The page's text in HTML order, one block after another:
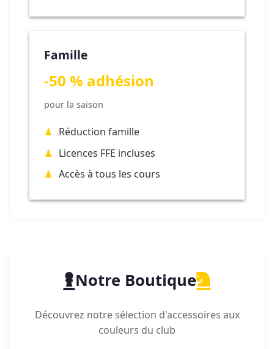
Famille
-50 % adhésion
pour la saison
Réduction famille
Licences FFE incluses
Accès à tous les cours
Notre Boutique
Découvrez notre sélection d'accessoires aux
couleurs du club